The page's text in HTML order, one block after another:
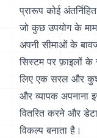
प्रारूप कोई
जो कुछ उपयोग के
अपनी सीमाओं के
सिस्टम पर फ़ाइलों
लिए एक सरल और
और व्यापक अपनाना
वितरित करने और
विकल्प बनाता है।